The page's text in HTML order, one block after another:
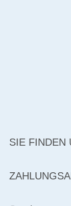
SIE FINDEN